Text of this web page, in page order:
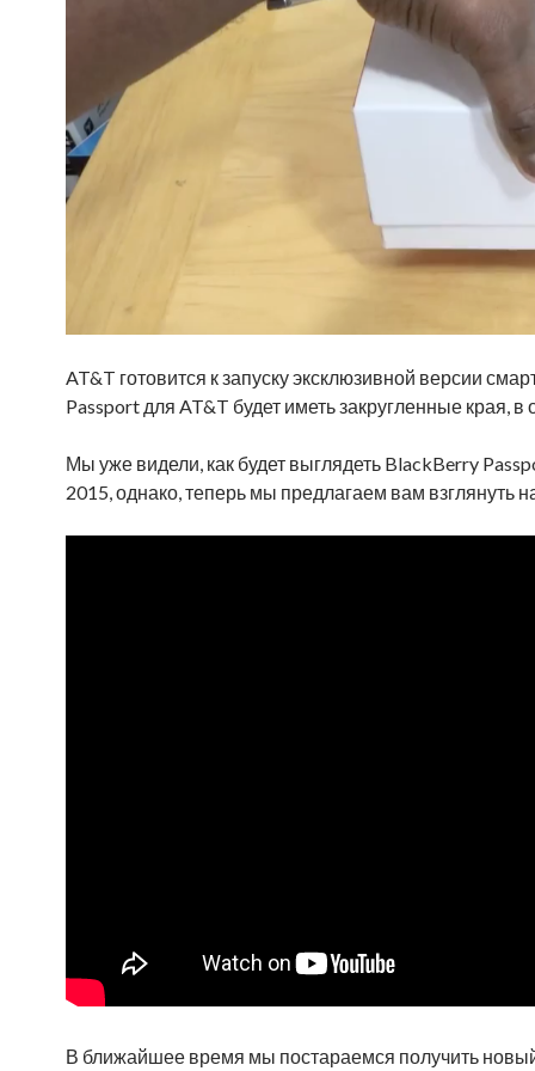
AT&T готовится к запуску эксклюзивной версии
Passport для AT&T будет иметь закругленные края,
Мы уже видели, как будет выглядеть BlackBerry
2015, однако, теперь мы предлагаем вам взглянуть
В ближайшее время мы постараемся получить